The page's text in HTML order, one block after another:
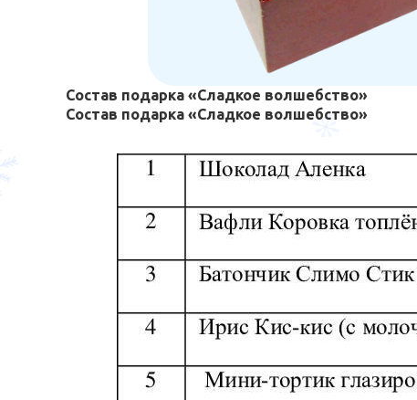
Состав подарка «Сладкое волшебство»
Состав подарка «Сладкое волшебство»